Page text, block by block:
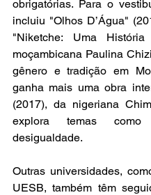
obrigatórias. Para o
incluiu "Olhos D’Água"
"Niketche: Uma
moçambicana Paulina
gênero e tradição em
ganha mais uma obra
(2017), da nigeriana
explora temas como
desigualdade.
Outras universidades,
UESB, também têm